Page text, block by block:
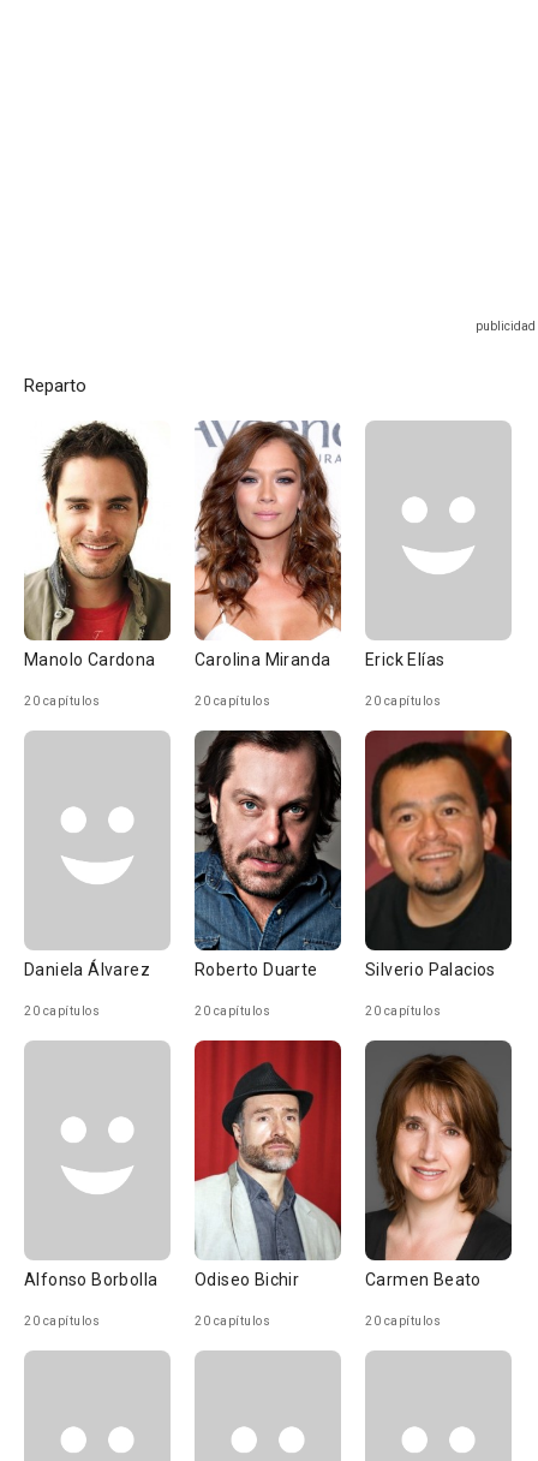
Reparto
Manolo Cardona
20 capítulos
Carolina Miranda
20 capítulos
Erick Elías
20 capítulos
Daniela Álvarez
20 capítulos
Roberto Duarte
20 capítulos
Silverio Palacios
20 capítulos
Alfonso Borbolla
20 capítulos
Odiseo Bichir
20 capítulos
Carmen Beato
20 capítulos